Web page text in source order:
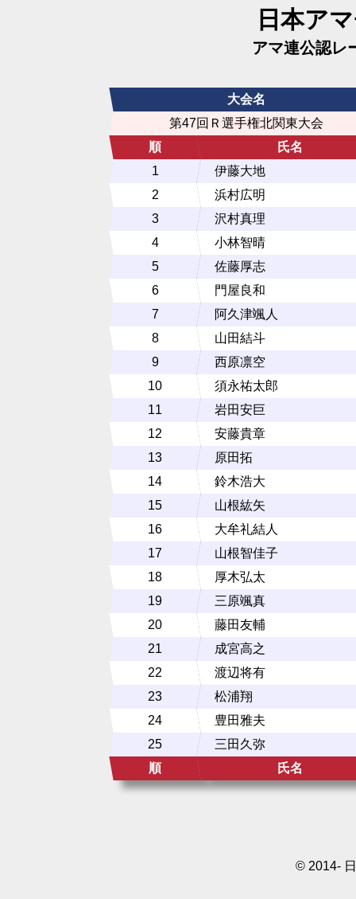
日本ア
アマ連公認レ
大会名
第47回Ｒ選手権北関東大会
順
氏名
1
伊藤大地
2
浜村広明
3
沢村真理
4
小林智晴
5
佐藤厚志
6
門屋良和
7
阿久津颯人
8
山田結斗
9
西原凛空
10
須永祐太郎
11
岩田安巨
12
安藤貴章
13
原田拓
14
鈴木浩大
15
山根紘矢
16
大牟礼結人
17
山根智佳子
18
厚木弘太
19
三原颯真
20
藤田友輔
21
成宮高之
22
渡辺将有
23
松浦翔
24
豊田雅夫
25
三田久弥
順
氏名
© 2014-